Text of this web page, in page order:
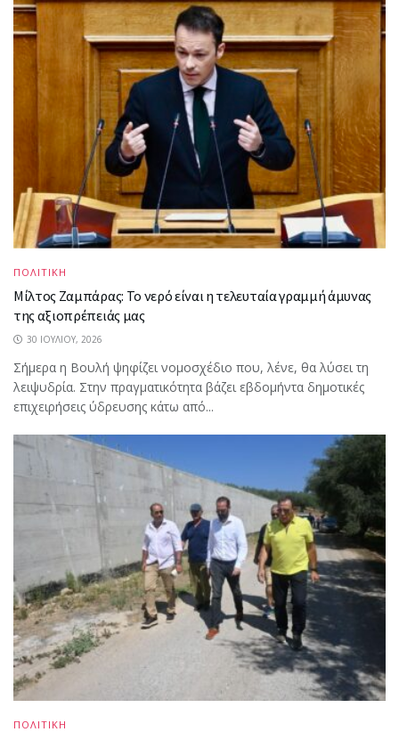
ΠΟΛΙΤΙΚΗ
Μίλτος Ζαμπάρας: Το νερό είναι η τελευταία γραμμή άμυνας
της αξιοπρέπειάς μας
30 ΙΟΥΛΊΟΥ, 2026
Σήμερα η Βουλή ψηφίζει νομοσχέδιο που, λένε, θα λύσει τη
λειψυδρία. Στην πραγματικότητα βάζει εβδομήντα δημοτικές
επιχειρήσεις ύδρευσης κάτω από...
ΠΟΛΙΤΙΚΗ